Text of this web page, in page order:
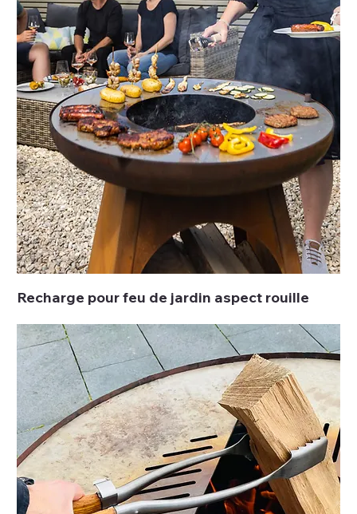
Recharge pour feu de jardin aspect rouille